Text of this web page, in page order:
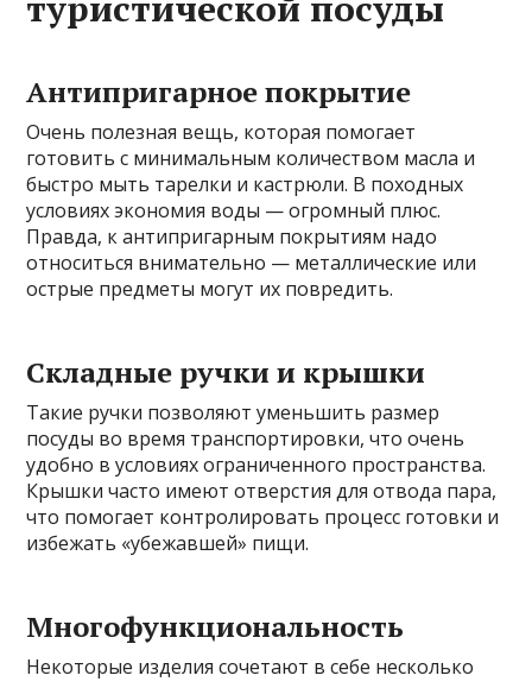
Антипригарное покрытие
Очень полезная вещь, которая помогает
готовить с минимальным количеством масла и
быстро мыть тарелки и кастрюли. В походных
условиях экономия воды — огромный плюс.
Правда, к антипригарным покрытиям надо
относиться внимательно — металлические или
острые предметы могут их повредить.
Складные ручки и крышки
Такие ручки позволяют уменьшить размер
посуды во время транспортировки, что очень
удобно в условиях ограниченного пространства.
Крышки часто имеют отверстия для отвода пара,
что помогает контролировать процесс готовки и
избежать «убежавшей» пищи.
Многофункциональность
Некоторые изделия сочетают в себе несколько